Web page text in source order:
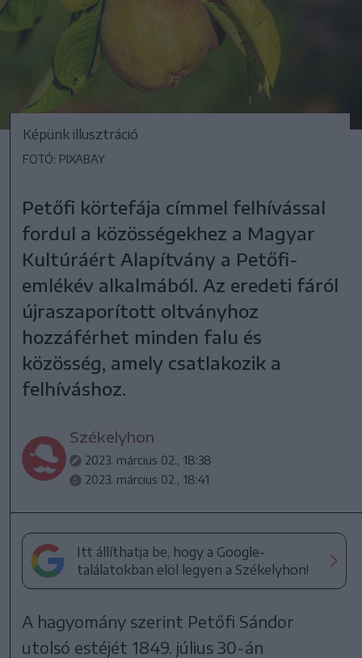
Képünk illusztráció
FOTÓ: PIXABAY
Petőfi körtefája címmel felhívással
fordul a közösségekhez a Magyar
Kultúráért Alapítvány a Petőfi-
emlékév alkalmából. Az eredeti fáról
újraszaporított oltványhoz
hozzáférhet minden falu és
közösség, amely csatlakozik a
felhíváshoz.
Székelyhon
2023. március 02., 18:38
2023. március 02., 18:41
Itt állíthatja be, hogy a Google-
találatokban elöl legyen a Székelyhon!
A hagyomány szerint Petőfi Sándor
utolsó estéjét 1849. július 30-án